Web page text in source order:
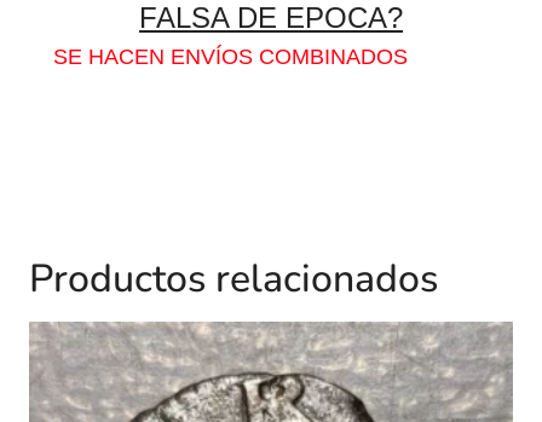
FALSA DE EPOCA?
SE HACEN ENVÍOS COMBINADOS
Productos relacionados